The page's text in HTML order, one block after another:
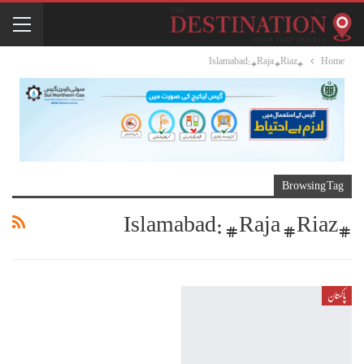
Home
#Islamabad: #Raja #Riaz
Browsing Tag
#Islamabad: #Raja #Riaz
پاکستان